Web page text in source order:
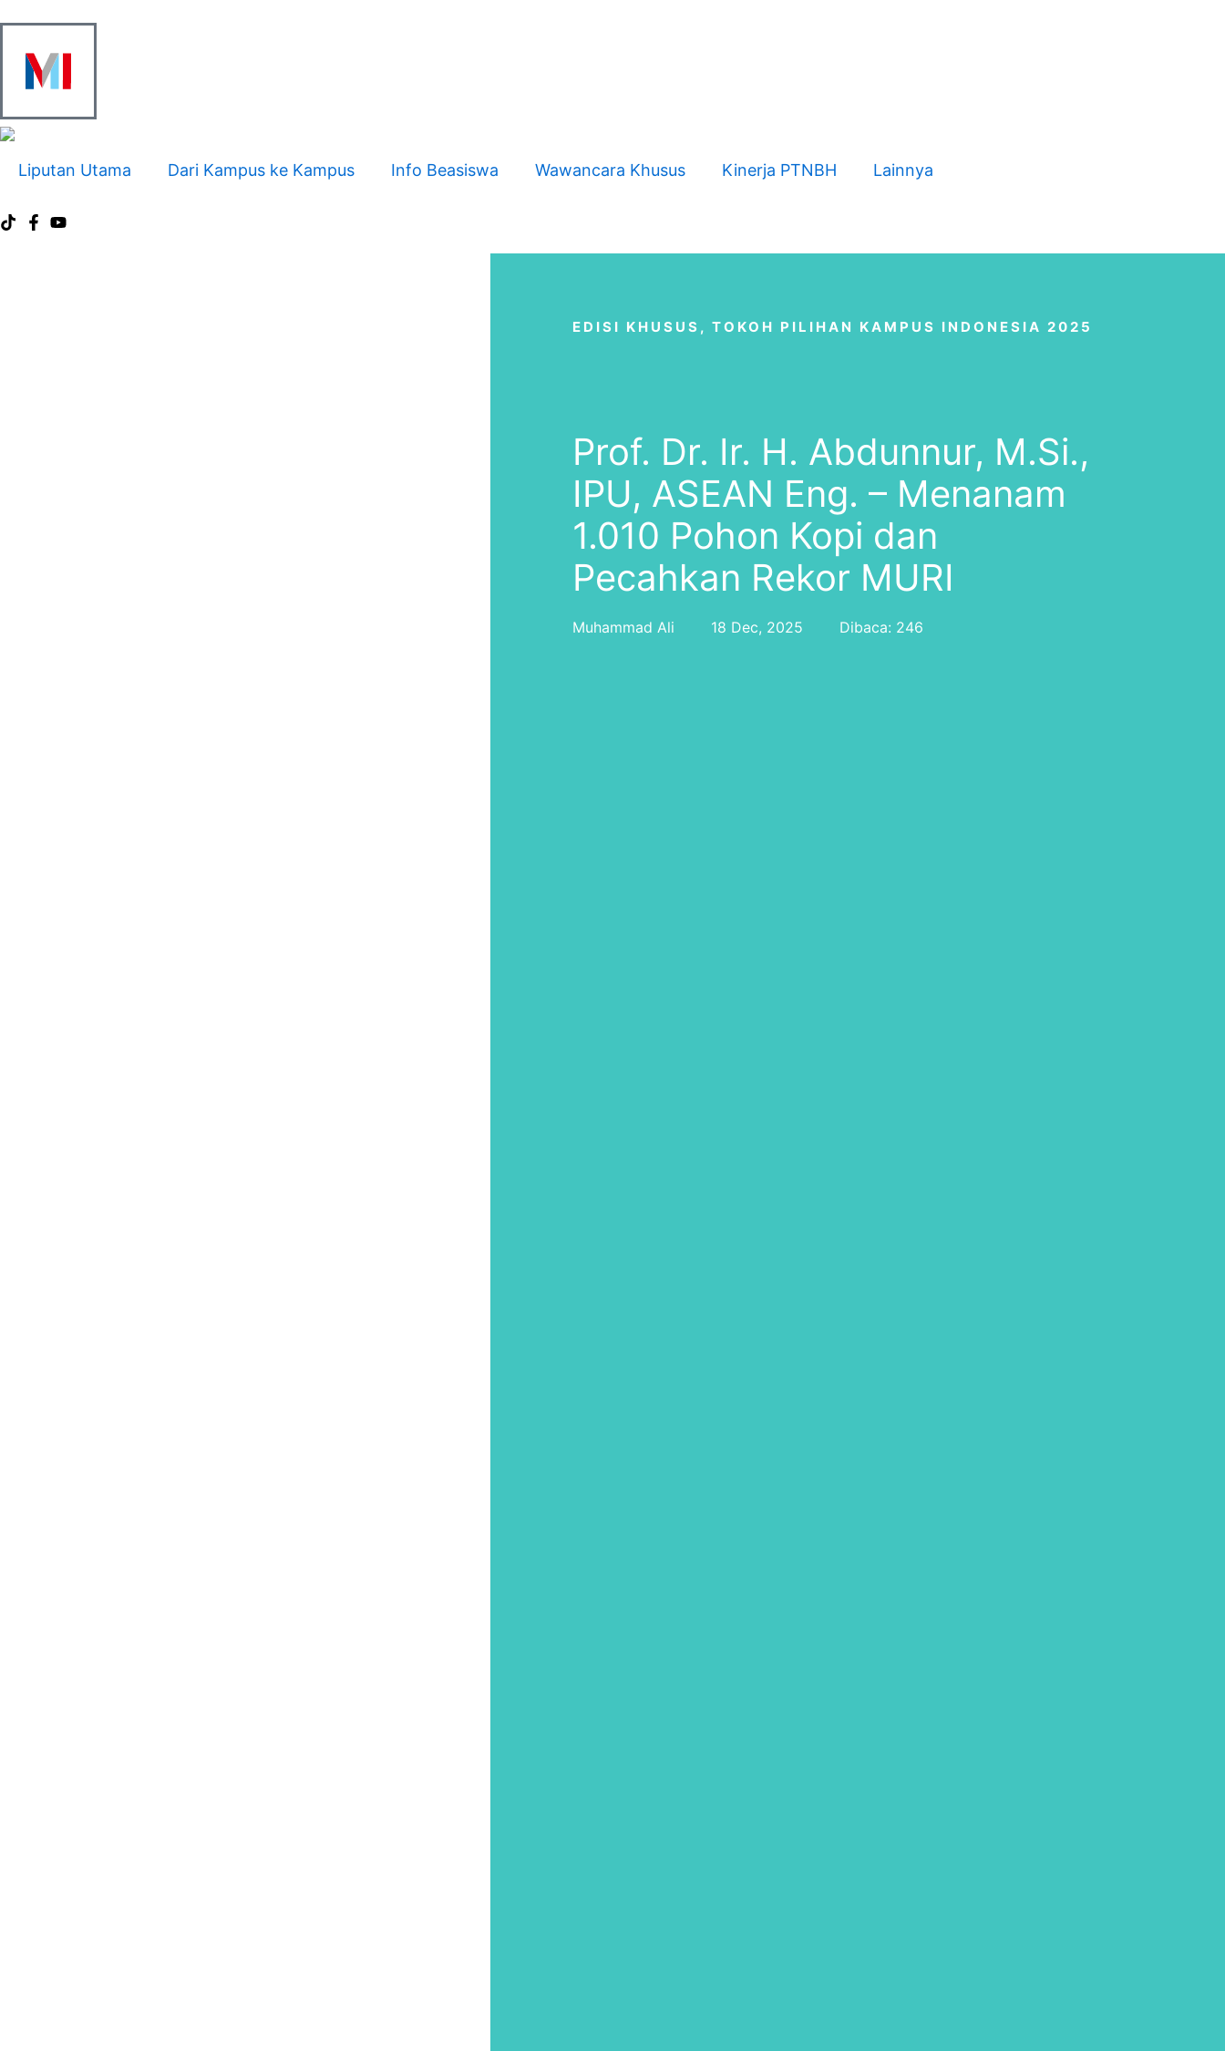
content
Liputan Utama Dari Kampus ke Kampus Info Beasiswa Wawancara Khusus Kinerja PTNBH Lainnya
EDISI KHUSUS , TOKOH PILIHAN KAMPUS INDONESIA 2025
Prof. Dr. Ir. H. Abdunnur, M.Si.,
IPU, ASEAN Eng. – Menanam
1.010 Pohon Kopi dan
Pecahkan Rekor MURI
Muhammad Ali 18 Dec, 2025 Dibaca: 246